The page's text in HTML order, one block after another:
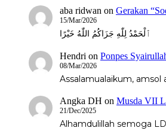
aba ridwan on Gerakan
15/Mar/2026
ٱلْحَمْدُ لِلّٰهِ جَزَاكُمُ اللّٰهُ خَيْرًا
Hendri on Ponpes
08/Mar/2026
Assalamualaikum,
Angka DH on Musda VII
21/Dec/2025
Alhamdulillah semoga